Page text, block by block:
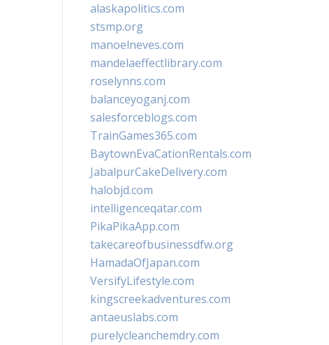
alaskapolitics.com
stsmp.org
manoelneves.com
mandelaeffectlibrary.com
roselynns.com
balanceyoganj.com
salesforceblogs.com
TrainGames365.com
BaytownEvaCationRentals.com
JabalpurCakeDelivery.com
halobjd.com
intelligenceqatar.com
PikaPikaApp.com
takecareofbusinessdfw.org
HamadaOfJapan.com
VersifyLifestyle.com
kingscreekadventures.com
antaeuslabs.com
purelycleanchemdry.com